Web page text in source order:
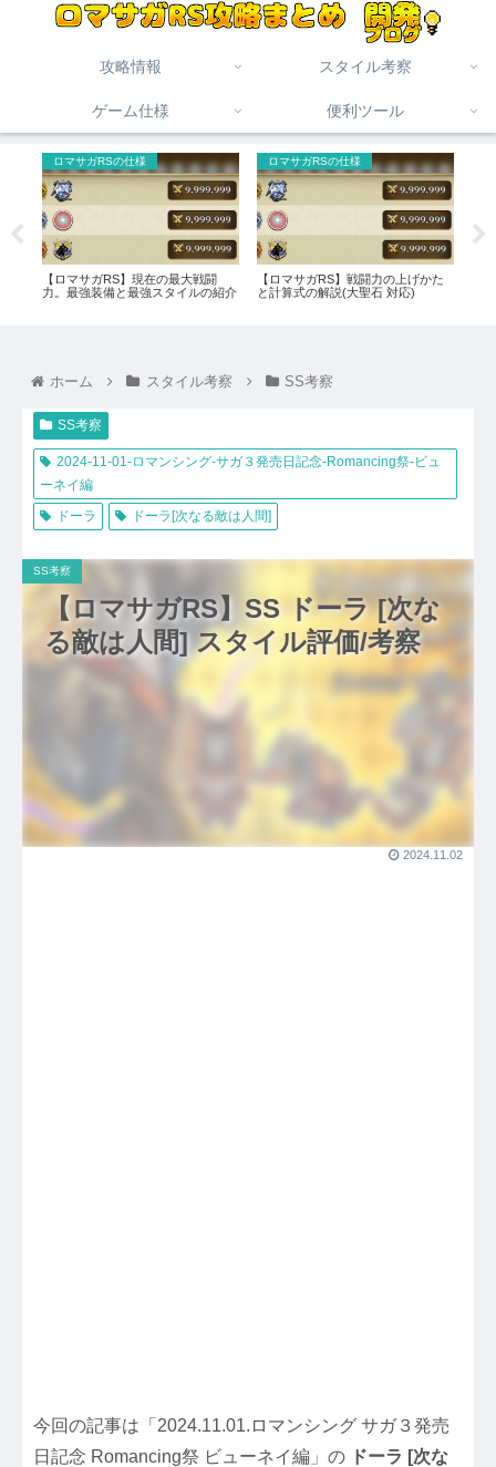
攻略情報 スタイル考察
ゲーム仕様 便利ツール
ロマサガRSの仕様
【ロマサガRS】現在の最大戦闘
力。最強装備と最強スタイルの紹介
ロマサガRSの仕様
【ロマサガRS】戦闘力の上げかた
と計算式の解説(大聖石 対応)
ホーム スタイル考察 SS考察
SS考察
2024-11-01-ロマンシング-サガ３発売日記念-Romancing祭-ビュ
ーネイ編
ドーラ
ドーラ[次なる敵は人間]
【ロマサガRS】SS ドーラ [次な
る敵は人間] スタイル評価/考察
SS考察
2024.11.02
今回の記事は「2024.11.01.ロマンシング サガ３発売
日記念 Romancing祭 ビューネイ編」の ドーラ [次な